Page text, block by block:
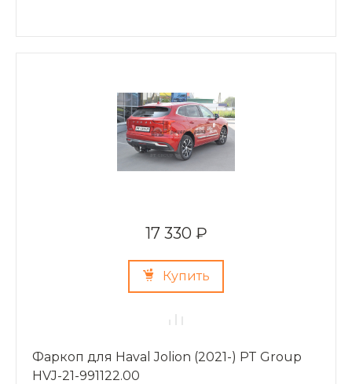
17 330 ₽
Купить
Фаркоп для Haval Jolion (2021-) PT Group
HVJ-21-991122.00